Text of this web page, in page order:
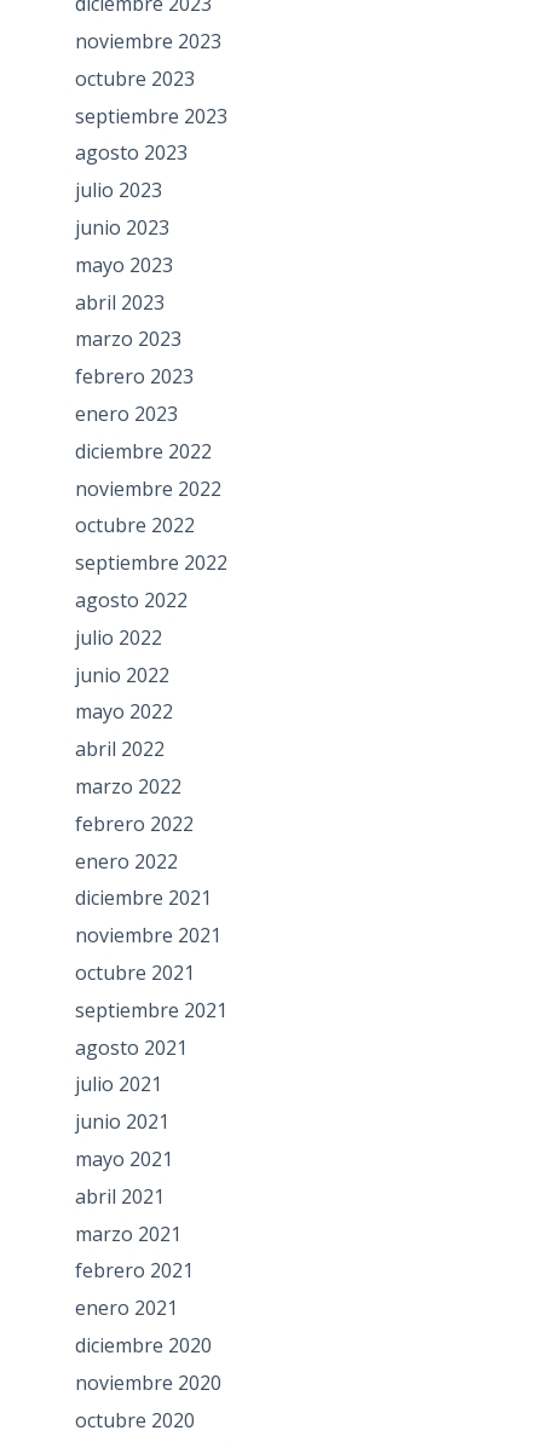
noviembre 2023
octubre 2023
septiembre 2023
agosto 2023
julio 2023
junio 2023
mayo 2023
abril 2023
marzo 2023
febrero 2023
enero 2023
diciembre 2022
noviembre 2022
octubre 2022
septiembre 2022
agosto 2022
julio 2022
junio 2022
mayo 2022
abril 2022
marzo 2022
febrero 2022
enero 2022
diciembre 2021
noviembre 2021
octubre 2021
septiembre 2021
agosto 2021
julio 2021
junio 2021
mayo 2021
abril 2021
marzo 2021
febrero 2021
enero 2021
diciembre 2020
noviembre 2020
octubre 2020